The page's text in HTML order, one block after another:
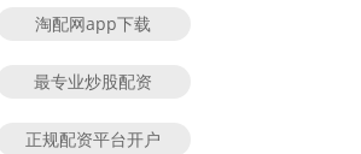
淘配网app下载
最专业炒股配资
正规配资平台开户